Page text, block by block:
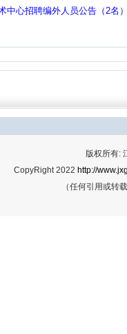
中心招聘编外人员公告（2名
版权所有:
CopyRight 2022 http://
（任何引用或转